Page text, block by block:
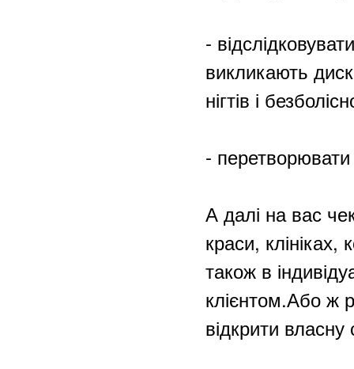
-
викликають
нігтів і
-
А далі на вас
краси,
також в
клієнтом.Або ж
відкрити власну